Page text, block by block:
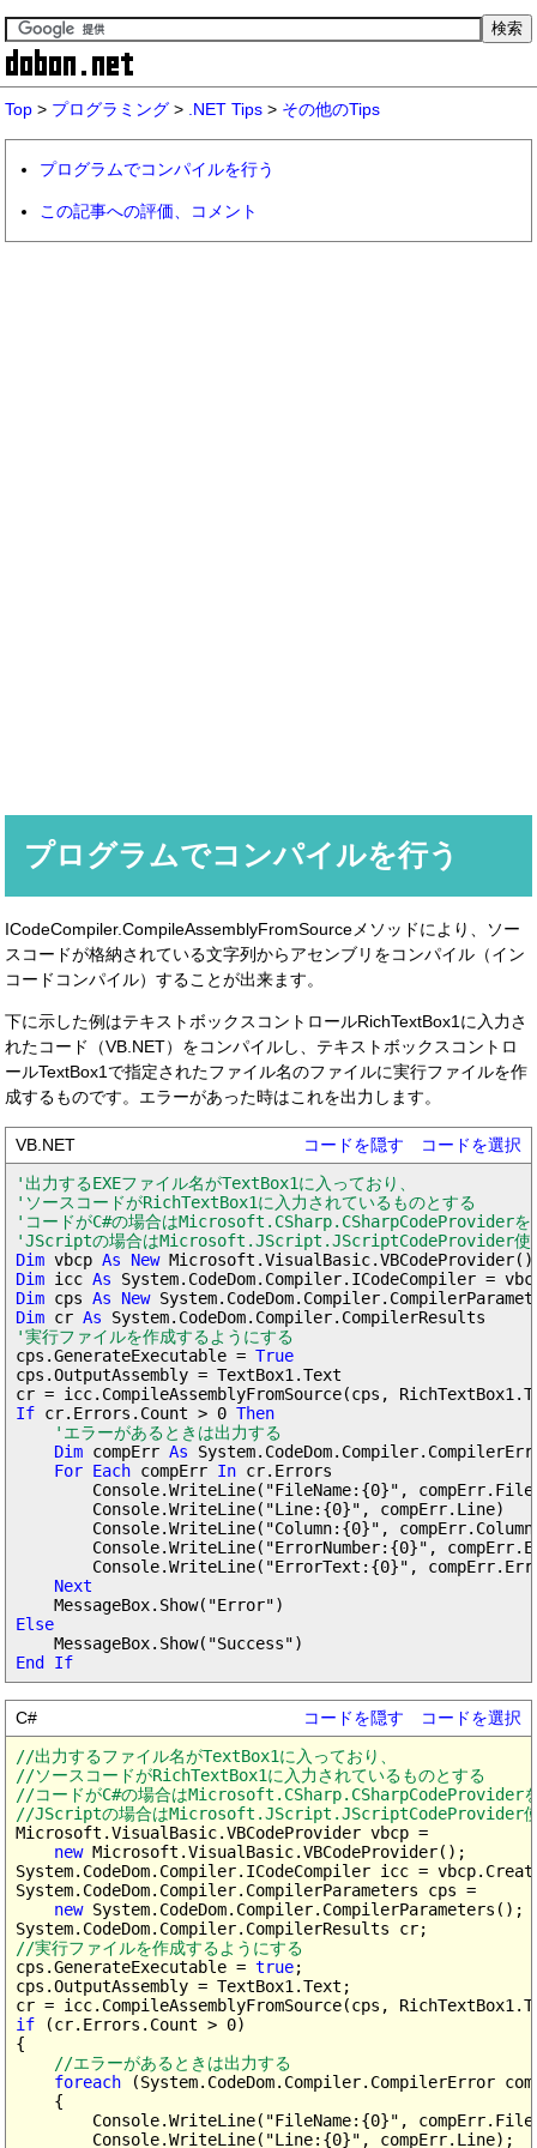
Top > プログラミング > .NET Tips > その他のTips
プログラムでコンパイルを行う
この記事への評価、コメント
プログラムでコンパイルを行う
ICodeCompiler.CompileAssemblyFromSourceメソッドにより、ソー
スコードが格納されている文字列からアセンブリをコンパイル（イン
コードコンパイル）することが出来ます。
下に示した例はテキストボックスコントロールRichTextBox1に入力さ
れたコード（VB.NET）をコンパイルし、テキストボックスコントロ
ールTextBox1で指定されたファイル名のファイルに実行ファイルを作
成するものです。エラーがあった時はこれを出力します。
VB.NET コードを隠す
コードを選択
'出力するEXEファイル名がTextBox1に入っており、
'ソースコードがRichTextBox1に入力されているものとする
'コードがC#の場合はMicrosoft.CSharp.CSharpCodeProviderを
'JScriptの場合はMicrosoft.JScript.JScriptCodeProvider使
Dim vbcp As New
Dim icc As
Dim cps As New
Dim cr As
'実行ファイルを作成するようにする
cps.GenerateExecutable = True
cps.OutputAssembly = TextBox1.Text
If cr.Errors.Count > 0 Then
'エラーがあるときは出力する
Dim compErr As
For Each compErr In cr.Errors
Console.WriteLine("FileName:{0}",
        Console.WriteLine("Line:{0}", compErr.Line)
Console.WriteLine("Column:{0}",
Console.WriteLine("ErrorNumber:{0}",
Console.WriteLine("ErrorText:{0}",
Next
Else
End If
C# コードを隠す
コードを選択
//出力するファイル名がTextBox1に入っており、
//ソースコードがRichTextBox1に入力されているものとする
//コードがC#の場合はMicrosoft.CSharp.CSharpCodeProvider
//JScriptの場合はMicrosoft.JScript.JScriptCodeProvider
Microsoft.VisualBasic.VBCodeProvider vbcp =
new Microsoft.VisualBasic.VBCodeProvider();
System.CodeDom.Compiler.ICodeCompiler icc =
System.CodeDom.Compiler.CompilerParameters cps =
new System.CodeDom.Compiler.CompilerParameters();
//実行ファイルを作成するようにする
cps.GenerateExecutable = true;
cps.OutputAssembly = TextBox1.Text;
if (cr.Errors.Count > 0)
{
//エラーがあるときは出力する
foreach (System.CodeDom.Compiler.CompilerError
    {
Console.WriteLine("FileName:{0}",
        Console.WriteLine("Line:{0}", compErr.Line);